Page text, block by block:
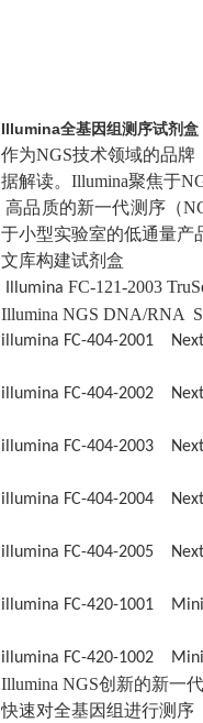
Illumina全基因组测序试剂盒
作为NGS技术领域的品牌
据解读。Illumina聚焦于
高品质的新一代测序（
于小型实验室的低通量产
文库构建试剂盒
Illumina FC-121-2003
Illumina NGS DNA/RNA
illumina FC-404-2001
illumina FC-404-2002
illumina FC-404-2003
illumina FC-404-2004
illumina FC-404-2005
illumina FC-420-1001
illumina FC-420-1002
Illumina NGS创新的新一
快速对全基因组进行测序